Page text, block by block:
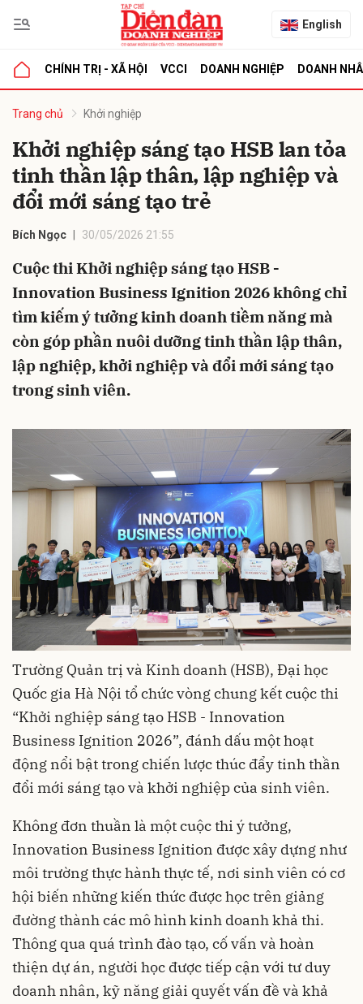
English
CHÍNH TRỊ - XÃ HỘI VCCI DOANH NGHIỆP DOANH
Trang chủ Khởi nghiệp
Khởi nghiệp sáng tạo HSB lan tỏa
tinh thần lập thân, lập nghiệp và
đổi mới sáng tạo trẻ
Bích Ngọc 30/05/2026 21:55
Cuộc thi Khởi nghiệp sáng tạo HSB -
Innovation Business Ignition 2026 không chỉ
tìm kiếm ý tưởng kinh doanh tiềm năng mà
còn góp phần nuôi dưỡng tinh thần lập thân,
lập nghiệp, khởi nghiệp và đổi mới sáng tạo
trong sinh viên.
Trường Quản trị và Kinh doanh (HSB), Đại học
Quốc gia Hà Nội tổ chức vòng chung kết cuộc thi
“Khởi nghiệp sáng tạo HSB - Innovation
Business Ignition 2026”, đánh dấu một hoạt
động nổi bật trong chiến lược thúc đẩy tinh thần
đổi mới sáng tạo và khởi nghiệp của sinh viên.
Không đơn thuần là một cuộc thi ý tưởng,
Innovation Business Ignition được xây dựng như
môi trường thực hành thực tế, nơi sinh viên có cơ
hội biến những kiến thức được học trên giảng
đường thành các mô hình kinh doanh khả thi.
Thông qua quá trình đào tạo, cố vấn và hoàn
thiện dự án, người học được tiếp cận với tư duy
doanh nhân, kỹ năng giải quyết vấn đề và khả
luận
Hủy